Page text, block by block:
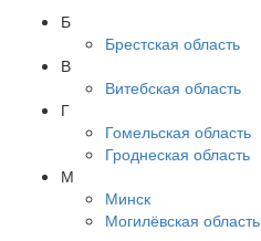
Б
Брестская область
В
Витебская область
Г
Гомельская область
Гроднеская область
М
Минск
Могилёвская область